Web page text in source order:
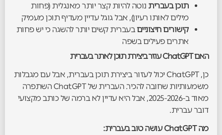
תוכן בעבריתנוטה להיות קצר יותר מאנגלית (פחות
מילים לאותו רעיון), אבל גוגל עדיין מעדיף תוכן מעמיק
קישורים חיצונייםבעברית קשים יותר להשגה כי יש פחות
אתרים פעילים בשפה
האם ChatGPT עוזר ביצירת תוכן לאתר בעברית
כן, ChatGPT יכול לעזור ביצירת תוכן בעברית, אבל עם מגבלות
משמעותיות שחובה להכיר. העברית של ChatGPT השתפרה
מאוד ב-2025-2026, אבל היא עדיין לא ברמה של כותב מקצועי
דובר עברית.
מה ChatGPT עושה טוב בעברית: